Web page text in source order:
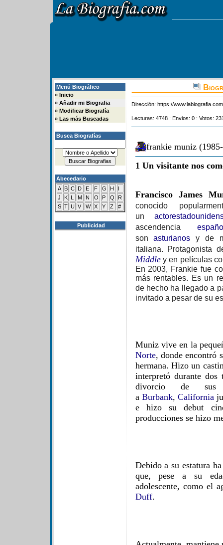
Menú Biográfico
» Inicio
» Añadir mi Biografia
» Modificar Biografía
» Las más Buscadas
Busca Biografías
Abecedario
A B C D E F G H
I
J
K L M N O P Q
R
S T U V W X Y Z #
Publicidad
Dirección: https://
Lecturas: 4748 : Envios: 0 : Votos:
frankie muniz
1 Un visitante nos
Francisco James
conocido
un actor
ascendencia
sonasturianos y de
italiana. Protagonista
Middley en películas
En 2003, Frankie fue
más rentables. Es un
de hecho ha llegado a
invitado a pesar de su
Muniz vive en la
Norte, donde encontró
hermana. Hizo un
interpretó durante dos
divorcio de sus
a Burbank, California
e hizo su debut
producciones se hizo
Debido a su estatura
que, pese a su
adolescente, como el
Duff.